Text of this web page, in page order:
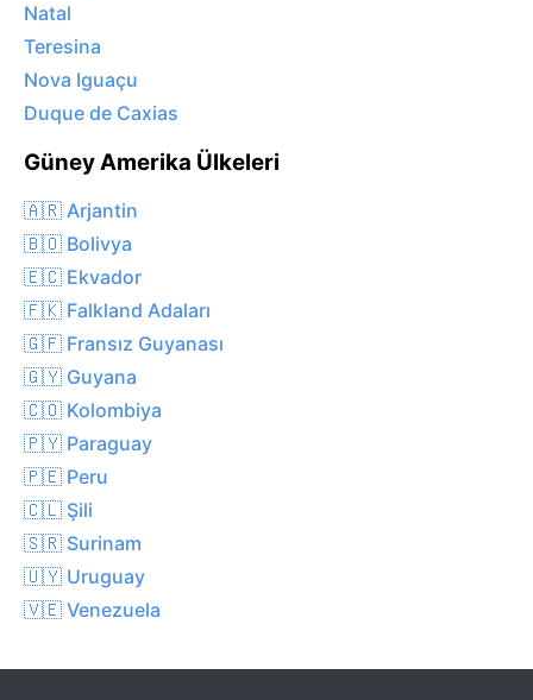
Natal
Teresina
Nova Iguaçu
Duque de Caxias
Güney Amerika Ülkeleri
🇦🇷 Arjantin
🇧🇴 Bolivya
🇪🇨 Ekvador
🇫🇰 Falkland Adaları
🇬🇫 Fransız Guyanası
🇬🇾 Guyana
🇨🇴 Kolombiya
🇵🇾 Paraguay
🇵🇪 Peru
🇨🇱 Şili
🇸🇷 Surinam
🇺🇾 Uruguay
🇻🇪 Venezuela